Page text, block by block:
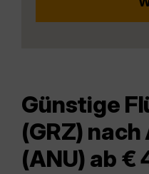
Günstige
(GRZ)
(ANU) ab €